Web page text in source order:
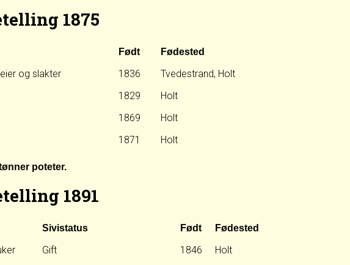
1875
Født Fødested
og slakter 1836
Tvedestrand, Holt
1829
Holt
1869
Holt
1871 Holt
poteter.
1891
Sivistatus Født Fødested
Gift 1846
Holt